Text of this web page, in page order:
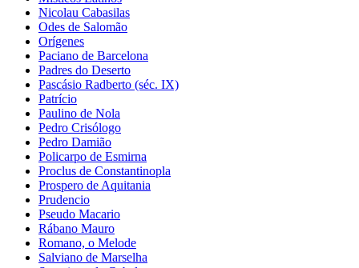
Nicolau Cabasilas
Odes de Salomão
Orígenes
Paciano de Barcelona
Padres do Deserto
Pascásio Radberto (séc. IX)
Patrício
Paulino de Nola
Pedro Crisólogo
Pedro Damião
Policarpo de Esmirna
Proclus de Constantinopla
Prospero de Aquitania
Prudencio
Pseudo Macario
Rábano Mauro
Romano, o Melode
Salviano de Marselha